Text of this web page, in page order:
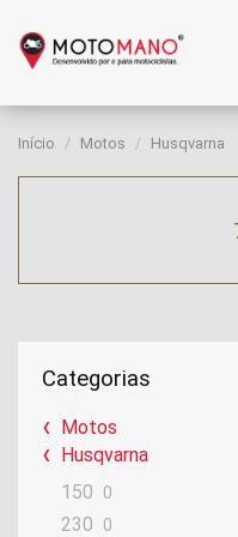
Início Motos Husqvarna
Categorias
Motos
Husqvarna
150
0
230 0